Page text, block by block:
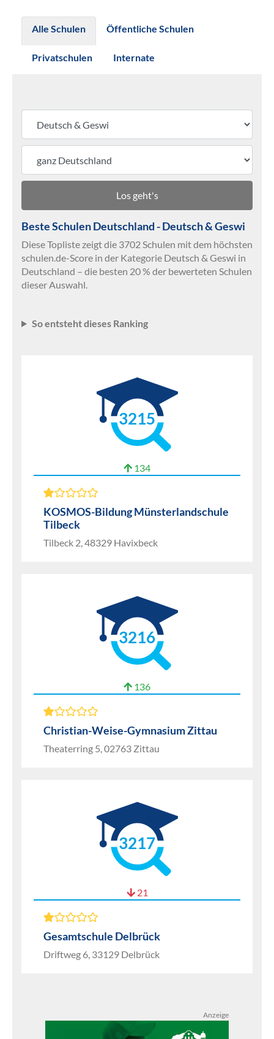
Alle Schulen Öffentliche Schulen
Privatschulen Internate
Los geht's
Beste Schulen Deutschland - Deutsch & Geswi
Diese Topliste zeigt die 3702 Schulen mit dem höchsten
schulen.de-Score in der Kategorie Deutsch & Geswi in
Deutschland – die besten 20 % der bewerteten Schulen
dieser Auswahl.
So entsteht dieses Ranking
3215
134
KOSMOS-Bildung Münsterlandschule
Tilbeck
Tilbeck 2, 48329 Havixbeck
3216
136
Christian-Weise-Gymnasium Zittau
Theaterring 5, 02763 Zittau
3217
21
Gesamtschule Delbrück
Driftweg 6, 33129 Delbrück
Anzeige